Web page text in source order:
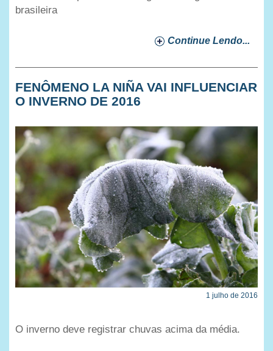
brasileira
Continue Lendo...
FENÔMENO LA NIÑA VAI INFLUENCIAR
O INVERNO DE 2016
1 julho de 2016
O inverno deve registrar chuvas acima da média.